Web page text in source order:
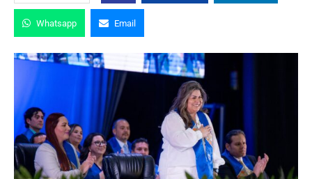
Whatsapp Email